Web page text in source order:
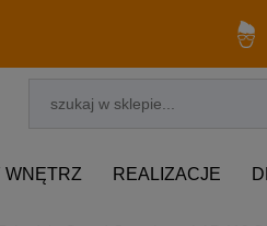
WNĘTRZ REALIZACJE